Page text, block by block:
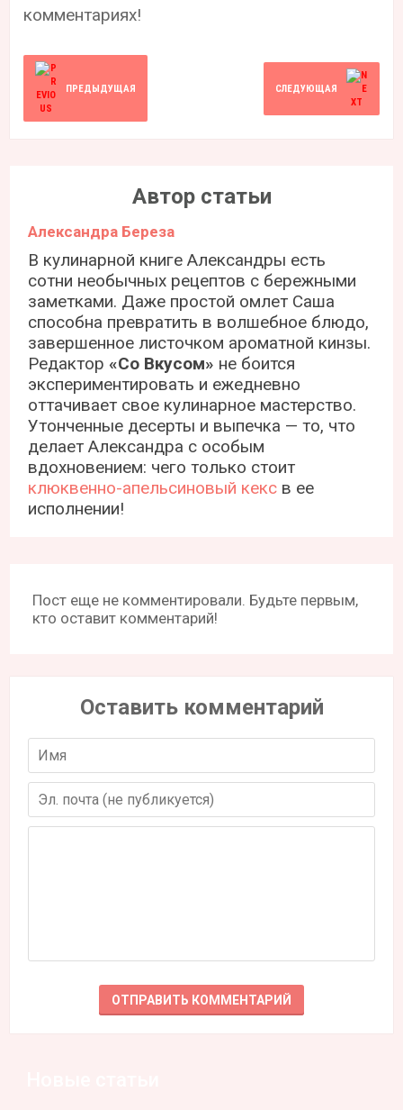
комментариях!
ПРЕДЫДУЩАЯ СЛЕДУЮЩАЯ
Автор статьи
Александра Береза
В кулинарной книге Александры есть
сотни необычных рецептов с бережными
заметками. Даже простой омлет Саша
способна превратить в волшебное блюдо,
завершенное листочком ароматной кинзы.
Редактор«Со Вкусом» не боится
экспериментировать и ежедневно
оттачивает свое кулинарное мастерство.
Утонченные десерты и выпечка — то, что
делает Александра с особым
вдохновением: чего только стоит
клюквенно-апельсиновый кекс в ее
исполнении!
Пост еще не комментировали. Будьте первым,
кто оставит комментарий!
Оставить комментарий